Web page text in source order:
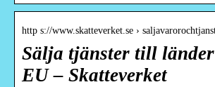
http s://www.skatteverket.se ›
Sälja tjänster till
EU – Skatteverket